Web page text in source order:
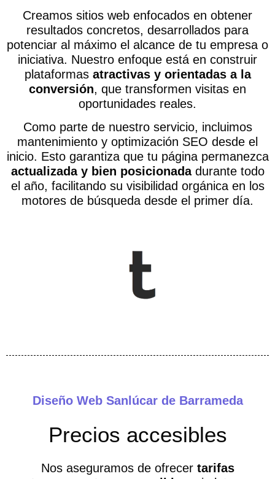
Creamos sitios web enfocados en obtener
resultados concretos, desarrollados para
potenciar al máximo el alcance de tu empresa o
iniciativa. Nuestro enfoque está en construir
plataformas atractivas y orientadas a la
conversión, que transformen visitas en
oportunidades reales.
Como parte de nuestro servicio, incluimos
mantenimiento y optimización SEO desde el
inicio. Esto garantiza que tu página permanezca
actualizada y bien posicionadadurante todo
el año, facilitando su visibilidad orgánica en los
motores de búsqueda desde el primer día.
Diseño Web Sanlúcar de Barrameda
Precios accesibles
Nos aseguramos de ofrecer tarifas